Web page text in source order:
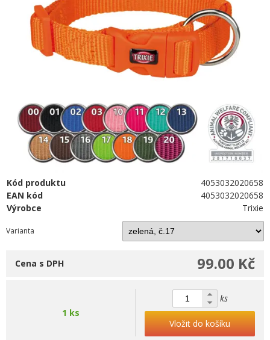
Kód produktu
4053032020658
EAN kód
4053032020658
Výrobce
Trixie
Varianta
99.00 Kč
Cena s DPH
1 ks
ks
Vložit do košíku